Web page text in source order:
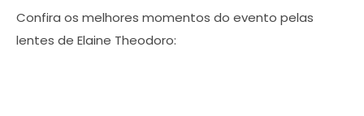
Confira os melhores momentos do evento pelas
lentes de Elaine Theodoro: